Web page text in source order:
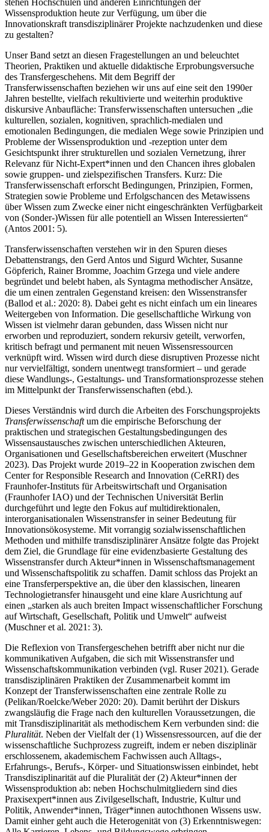
stehen Hochschulen und anderen Einrichtungen der
Wissensproduktion heute zur Verfügung, um über die
Innovationskraft transdisziplinärer Projekte nachzudenken und diese
zu gestalten?
Unser Band setzt an diesen Fragestellungen an und beleuchtet
Theorien, Praktiken und aktuelle didaktische Erprobungsversuche
des Transfergeschehens. Mit dem Begriff der
Transferwissenschaften beziehen wir uns auf eine seit den 1990er
Jahren bestellte, vielfach rekultivierte und weiterhin produktive
diskursive Anbaufläche: Transferwissenschaften untersuchen „die
kulturellen, sozialen, kognitiven, sprachlich-medialen und
emotionalen Bedingungen, die medialen Wege sowie Prinzipien und
Probleme der Wissensproduktion und -rezeption unter dem
Gesichtspunkt ihrer strukturellen und sozialen Vernetzung, ihrer
Relevanz für Nicht-Expert*innen und den Chancen ihres globalen
sowie gruppen- und zielspezifischen Transfers. Kurz: Die
Transferwissenschaft erforscht Bedingungen, Prinzipien, Formen,
Strategien sowie Probleme und Erfolgschancen des Metawissens
über Wissen zum Zwecke einer nicht eingeschränkten Verfügbarkeit
von (Sonder-)Wissen für alle potentiell an Wissen Interessierten“
(Antos 2001 : 5).
Transferwissenschaften verstehen wir in den Spuren dieses
Debattenstrangs, den Gerd Antos und Sigurd Wichter, Susanne
Göpferich, Rainer Bromme, Joachim Grzega und viele andere
begründet und belebt haben, als Syntagma methodischer Ansätze,
die um einen zentralen Gegenstand kreisen: den Wissenstransfer
(Ballod et al.: 2020: 8). Dabei geht es nicht einfach um ein lineares
Weitergeben von Information. Die gesellschaftliche Wirkung von
Wissen ist vielmehr daran gebunden, dass Wissen nicht nur
erworben und reproduziert, sondern rekursiv geteilt, verworfen,
kritisch befragt und permanent mit neuen Wissensressourcen
verknüpft wird. Wissen wird durch diese disruptiven Prozesse nicht
nur vervielfältigt, sondern unentwegt transformiert – und gerade
diese Wandlungs-, Gestaltungs- und Transformationsprozesse stehen
im Mittelpunkt der Transferwissenschaften (ebd.).
Dieses Verständnis wird durch die Arbeiten des Forschungsprojekts
Transferwissenschaftum die empirische Beforschung der
praktischen und strategischen Gestaltungsbedingungen des
Wissensaustausches zwischen unterschiedlichen Akteuren,
Organisationen und Gesellschaftsbereichen erweitert (Muschner
2023). Das Projekt wurde 2019–22 in Kooperation zwischen dem
Center for Responsible Research and Innovation (CeRRI) des
Fraunhofer-Instituts für Arbeitswirtschaft und Organisation
(Fraunhofer IAO) und der Technischen Universität Berlin
durchgeführt und legte den Fokus auf multidirektionalen,
interorganisationalen Wissenstransfer in seiner Bedeutung für
Innovationsökosysteme. Mit vorrangig sozialwissenschaftlichen
Methoden und mithilfe transdisziplinärer Ansätze folgte das Projekt
dem Ziel, die Grundlage für eine evidenzbasierte Gestaltung des
Wissenstransfer durch Akteur*innen in Wissenschaftsmanagement
und Wissenschaftspolitik zu schaffen. Damit schloss das Projekt an
eine Transferperspektive an, die über den klassischen, linearen
Technologietransfer hinausgeht und eine klare Ausrichtung auf
einen „starken als auch breiten Impact wissenschaftlicher Forschung
auf Wirtschaft, Gesellschaft, Politik und Umwelt“ aufweist
(Muschner et al. 2021 : 3).
Die Reflexion von Transfergeschehen betrifft aber nicht nur die
kommunikativen Aufgaben, die sich mit Wissenstransfer und
Wissenschaftskommunikation verbinden (vgl. Ruser 2021). Gerade
transdisziplinären Praktiken der Zusammenarbeit kommt im
Konzept der Transferwissenschaften eine zentrale Rolle zu
(Pelikan/Roelcke/Weber 2020: 20). Damit berührt der Diskurs
zwangsläufig die Frage nach den kulturellen Voraussetzungen, die
mit Transdisziplinarität als methodischem Kern verbunden sind: die
Pluralität. Neben der Vielfalt der (1) Wissensressourcen, auf die der
wissenschaftliche Suchprozess zugreift, indem er neben disziplinär
erschlossenem, akademischem Fachwissen auch Alltags-,
Erfahrungs-, Berufs-, Körper- und Situationswissen einbindet, hebt
Transdisziplinarität auf die Pluralität der (2) Akteur*innen der
Wissensproduktion ab: neben Hochschulmitgliedern sind dies
Praxisexpert*innen aus Zivilgesellschaft, Industrie, Kultur und
Politik, Anwender*innen, Träger*innen autochthonen Wissens usw.
Damit einher geht auch die Heterogenität von (3) Erkenntniswegen: